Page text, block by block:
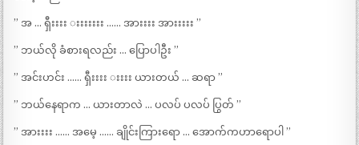
” အ … ရှီးးးး းးးးးးး …… အားးးး အားးးးး ”
” ဘယ်လို ခံစားရလည်း … ပြောပါဦး ”
” အင်းဟင်း …… ရှီးးးး းးးး ယားတယ် … ဆရာ ”
” ဘယ်နေရာက … ယားတာလဲ … ပလပ် ပလပ် ပြွတ် ”
” အားးးး …… အမေ့ …… ချိုင်းကြားရော … အောက်ကဟာရောပါ ”